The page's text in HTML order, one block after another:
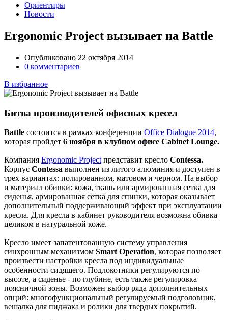
Ориентиры
Новости
Ergonomic Project вызывает на Battle
Опубликовано 22 октября 2014
0 комментариев
В избранное
Битва производителей офисных кресел
Battle состоится в рамках конференции Office Dialogue 2014,
которая пройдет 6 ноября в клубном офисе Cabinet Lounge.
Компания Ergonomic Project представит кресло Contessa.
Корпус Contessa выполнен из литого алюминия и доступен в
трех вариантах: полированном, матовом и черном. На выбор
и материал обивки: кожа, ткань или армированная сетка для
сиденья, армированная сетка для спинки, которая оказывает
дополнительный поддерживающий эффект при эксплуатации
кресла. Для кресла в кабинет руководителя возможна обивка
целиком в натуральной коже.
Кресло имеет запатентованную систему управления
синхронным механизмом Smart Operation, которая позволяет
произвести настройки кресла под индивидуальные
особенности сидящего. Подлокотники регулируются по
высоте, а сиденье - по глубине, есть также регулировка
поясничной зоны. Возможен выбор ряда дополнительных
опций: многофункциональный регулируемый подголовник,
вешалка для пиджака и ролики для твердых покрытий.